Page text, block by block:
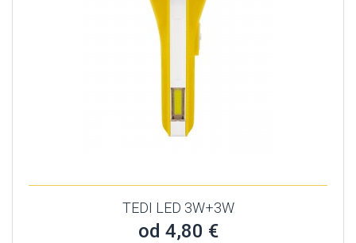
TEDI LED 3W+3W
od 4,80 €